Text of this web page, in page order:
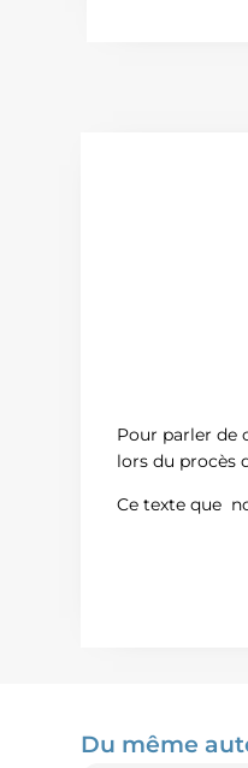
Pour parler de
lors du procès
Ce texte que
Du même